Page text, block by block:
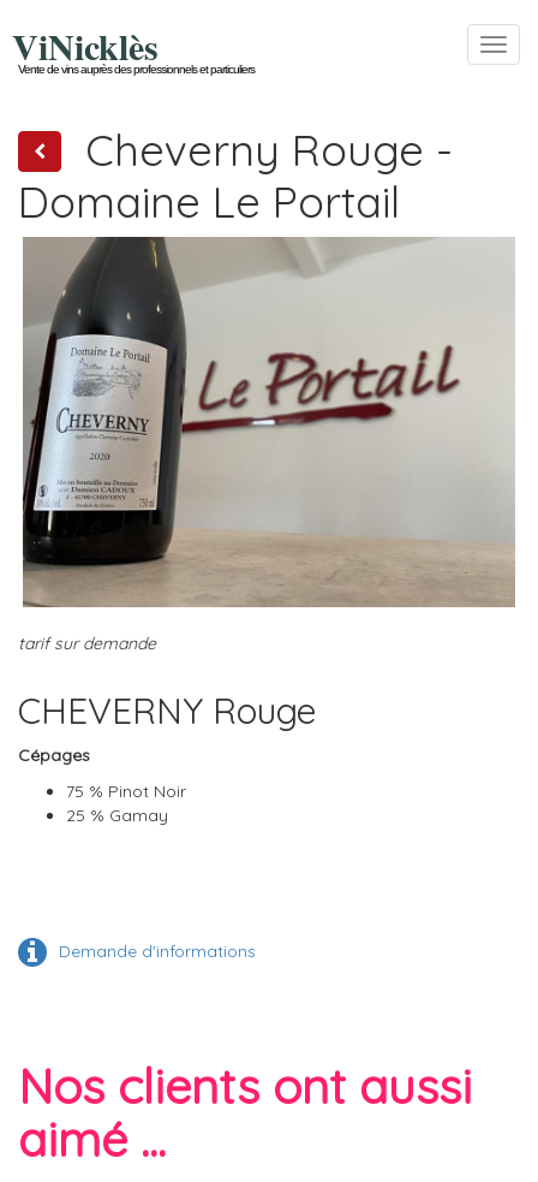
ViNicklès
Vente de vins auprès des professionnels et particuliers
Cheverny Rouge -
Domaine Le Portail
tarif sur demande
CHEVERNY Rouge
Cépages
75 % Pinot Noir
25 % Gamay
Demande d'informations
Nos clients ont aussi
aimé ...